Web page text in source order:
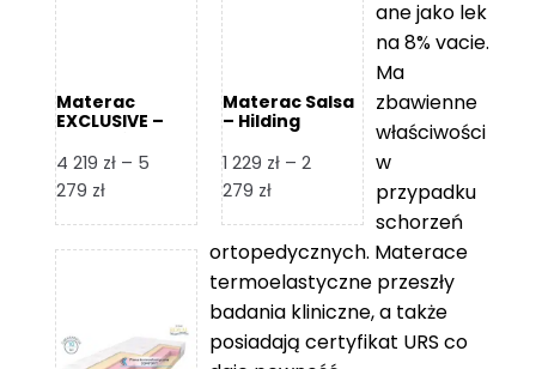
Materac
EXCLUSIVE –
4 219 zł – 5
279 złZakres
od
5
Materac Salsa
– Hilding
1 229 zł – 2
279 złZakres
od
1
229 zł
2
ane jako lek
na 8% vacie.
Ma
zbawienne
właściwości
w
przypadku
schorzeń
ortopedycznych. Materace
termoelastyczne przeszły
badania kliniczne, a także
posiadają certyfikat URS co